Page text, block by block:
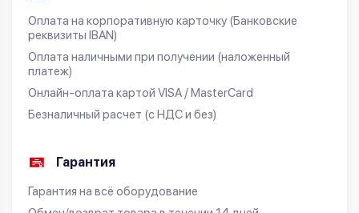
Оплата на корпоративную карточку (Банковские
реквизиты IBAN)
Оплата наличными при получении (наложенный
платеж)
Онлайн-оплата картой VISA / MasterCard
Безналичный расчет (с НДС и без)
Гарантия
Гарантия на всё оборудование